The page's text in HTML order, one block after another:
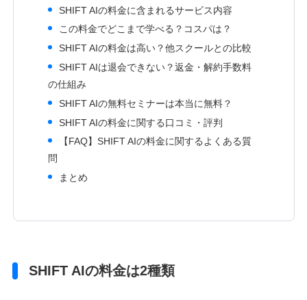
SHIFT AIの料金に含まれるサービス内容
この料金でどこまで学べる？コスパは？
SHIFT AIの料金は高い？他スクールとの比較
SHIFT AIは退会できない？返金・解約手数料
の仕組み
SHIFT AIの無料セミナーは本当に無料？
SHIFT AIの料金に関する口コミ・評判
【FAQ】SHIFT AIの料金に関するよくある質
問
まとめ
SHIFT AIの料金は2種類